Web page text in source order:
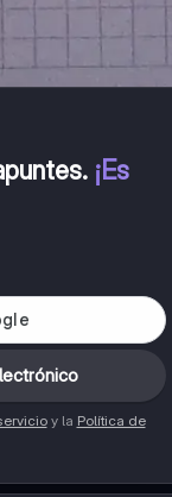
. ¡Es
y la Política de